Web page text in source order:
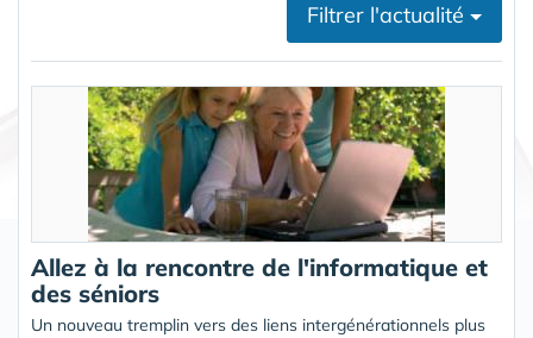
Filtrer l'actualité
Allez à la rencontre de l'informatique et
des séniors
Un nouveau tremplin vers des liens intergénérationnels plus